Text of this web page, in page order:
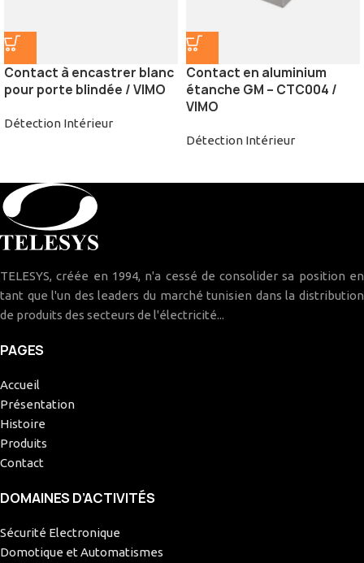
Contact à encastrer blanc
pour porte blindée / VIMO
Détection Intérieur
Contact en aluminium
étanche GM – CTC004 /
VIMO
Détection Intérieur
TELESYS, créée en 1994, n'a cessé de consolider sa position en
tant que l'un des leaders du marché tunisien dans la distribution
de produits des secteurs de l'électricité...
PAGES
Accueil
Présentation
Histoire
Produits
Contact
DOMAINES D’ACTIVITÉS
Sécurité Electronique
Domotique et Automatismes